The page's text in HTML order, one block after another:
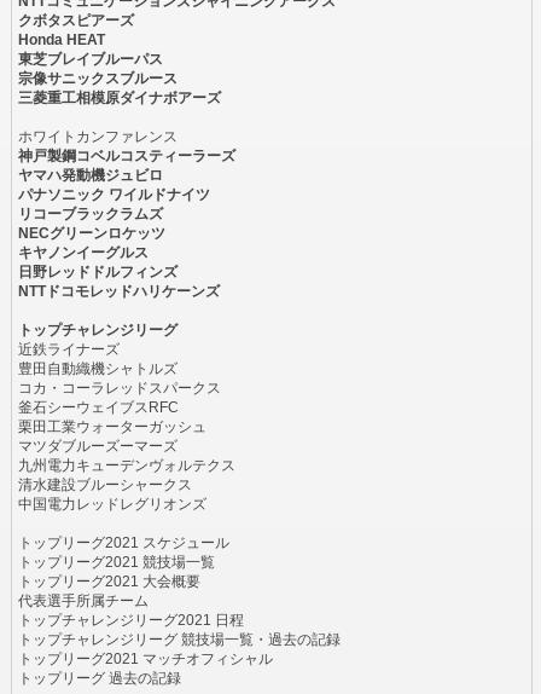
クボタスピアーズ
Honda HEAT
東芝ブレイブルーパス
宗像サニックスブルース
三菱重工相模原ダイナボアーズ
ホワイトカンファレンス
神戸製鋼コベルコスティーラーズ
ヤマハ発動機ジュビロ
パナソニック ワイルドナイツ
リコーブラックラムズ
NECグリーンロケッツ
キヤノンイーグルス
日野レッドドルフィンズ
NTTドコモレッドハリケーンズ
トップチャレンジリーグ
近鉄ライナーズ
豊田自動織機シャトルズ
コカ・コーラレッドスパークス
釜石シーウェイブスRFC
栗田工業ウォーターガッシュ
マツダブルーズーマーズ
九州電力キューデンヴォルテクス
清水建設ブルーシャークス
中国電力レッドレグリオンズ
トップリーグ2021 スケジュール
トップリーグ2021 競技場一覧
トップリーグ2021 大会概要
代表選手所属チーム
トップチャレンジリーグ2021 日程
トップチャレンジリーグ 競技場一覧・過去の記録
トップリーグ2021 マッチオフィシャル
トップリーグ 過去の記録